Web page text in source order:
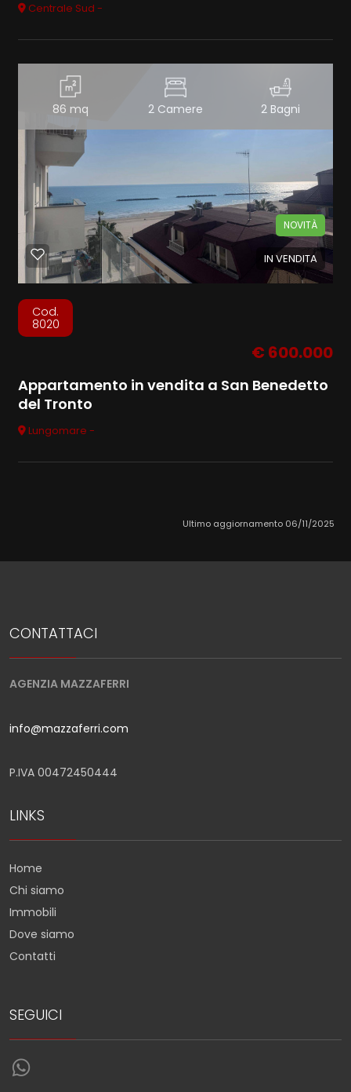
Centrale Sud -
86 mq 2 Camere 2 Bagni
IN VENDITA
NOVITÀ
Cod.
8020
€ 600.000
Appartamento in vendita a San Benedetto
del Tronto
Lungomare -
Ultimo aggiornamento 06/11/2025
CONTATTACI
AGENZIA MAZZAFERRI
info@mazzaferri.com
P.IVA 00472450444
LINKS
Home
Chi siamo
Immobili
Dove siamo
Contatti
SEGUICI